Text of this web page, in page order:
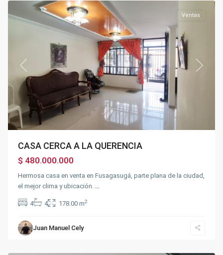
Previous Next
Ventas
CASA CERCA A LA QUERENCIA
$ 480.000.000
Hermosa casa en venta en Fusagasugá, parte plana de la ciudad,
el mejor clima y ubicación.
4 4 178.00 m2
Juan Manuel Cely
Centro